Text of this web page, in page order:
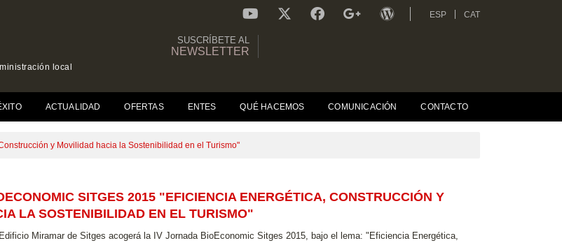
local
ESP CAT
SUSCRÍBETE AL
NEWSLETTER
ACTUALIDAD (CURRENT)
OFERTAS ENTES QUÉ HACEMOS COMUNICACIÓN CONTACTO
y Movilidad hacia la Sostenibilidad en el Turismo"
SITGES 2015 "EFICIENCIA ENERGÉTICA, CONSTRUCCIÓN Y
LA SOSTENIBILIDAD EN EL TURISMO"
Miramar de Sitges acogerá la IV Jornada BioEconomic Sitges 2015, bajo el lema: "Eficiencia Energética,